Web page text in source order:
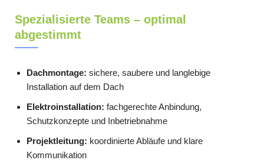
Spezialisierte Teams – optimal
abgestimmt
Dachmontage: sichere, saubere und langlebige
Installation auf dem Dach
Elektroinstallation: fachgerechte Anbindung,
Schutzkonzepte und Inbetriebnahme
Projektleitung: koordinierte Abläufe und klare
Kommunikation